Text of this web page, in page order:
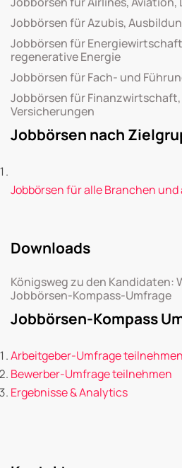
Jobbörsen für Azubis,
Jobbörsen für Energiewirtschaft
regenerative Energie
Jobbörsen für Fach- und
Jobbörsen für Finanzwirtschaft,
Versicherungen
Jobbörsen nach
Jobbörsen für alle Branchen und
Downloads
Königsweg zu den Kandidaten:
Jobbörsen-Kompass-Umfrage
Jobbörsen-Kompass
Arbeitgeber-Umfrage teilnehmen
Bewerber-Umfrage teilnehmen
Ergebnisse & Analytics